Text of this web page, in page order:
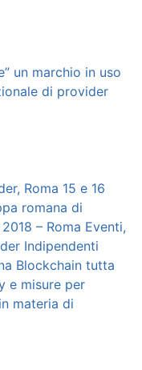
un marchio in uso
di provider
Roma 15 e 16
romana di
– Roma Eventi,
Indipendenti
Blockchain tutta
e misure per
materia di